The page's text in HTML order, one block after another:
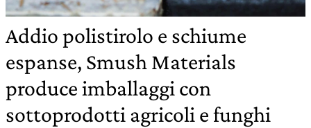
Addio polistirolo e schiume
espanse, Smush Materials
produce imballaggi con
sottoprodotti agricoli e funghi